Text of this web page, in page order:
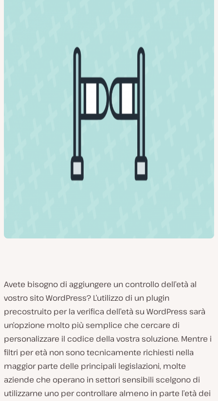
Avete bisogno di aggiungere un controllo dell’età al
vostro sito WordPress? L’utilizzo di un plugin
precostruito per la verifica dell’età su WordPress sarà
un’opzione molto più semplice che cercare di
personalizzare il codice della vostra soluzione. Mentre i
filtri per età non sonotecnicamente richiesti nella
maggior parte delle principali legislazioni, molte
aziende che operano in settori sensibili scelgono di
utilizzarne uno per controllare almeno in parte l’età dei